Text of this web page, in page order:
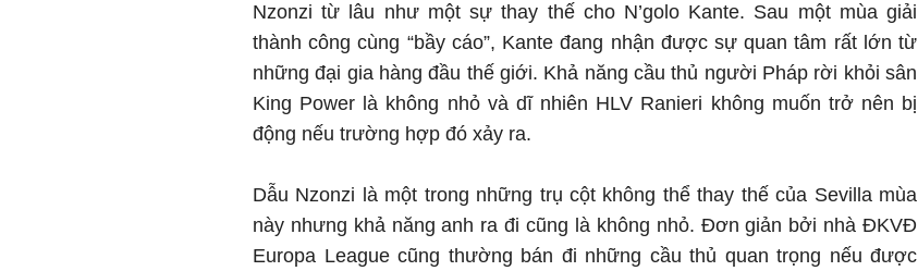
Nzonzi từ lâu như một sự thay thế cho N’golo Kante. Sau một mùa giải
thành công cùng “bầy cáo”, Kante đang nhận được sự quan tâm rất lớn từ
những đại gia hàng đầu thế giới. Khả năng cầu thủ người Pháp rời khỏi sân
King Power là không nhỏ và dĩ nhiên HLV Ranieri không muốn trở nên bị
động nếu trường hợp đó xảy ra.
Dẫu Nzonzi là một trong những trụ cột không thể thay thế của Sevilla mùa
này nhưng khả năng anh ra đi cũng là không nhỏ. Đơn giản bởi nhà ĐKVĐ
Europa League cũng thường bán đi những cầu thủ quan trọng nếu được